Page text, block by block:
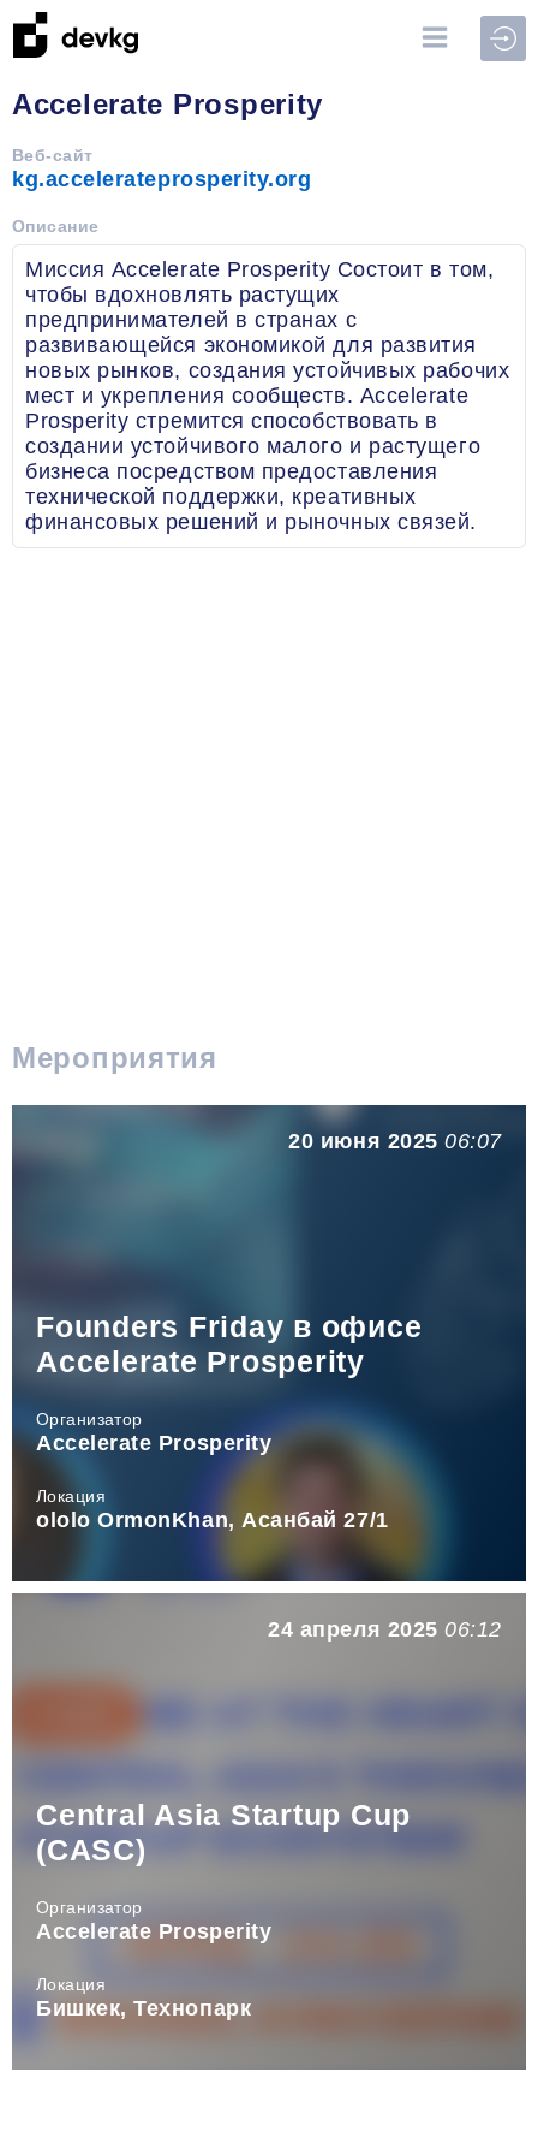
Accelerate Prosperity
Веб-сайт
kg.accelerateprosperity.org
Описание
Миссия Accelerate Prosperity Состоит в том,
чтобы вдохновлять растущих
предпринимателей в странах с
развивающейся экономикой для развития
новых рынков, создания устойчивых рабочих
мест и укрепления сообществ. Accelerate
Prosperity стремится способствовать в
создании устойчивого малого и растущего
бизнеса посредством предоставления
технической поддержки, креативных
финансовых решений и рыночных связей.
Мероприятия
20 июня 202506:07
Founders Friday в офисе
Accelerate Prosperity
Организатор
Accelerate Prosperity
Локация
ololo OrmonKhan, Асанбай 27/1
24 апреля 2025 06:12
Central Asia Startup Cup
(CASC)
Организатор
Accelerate Prosperity
Локация
Бишкек, Технопарк